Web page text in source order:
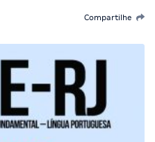
Compartilhe